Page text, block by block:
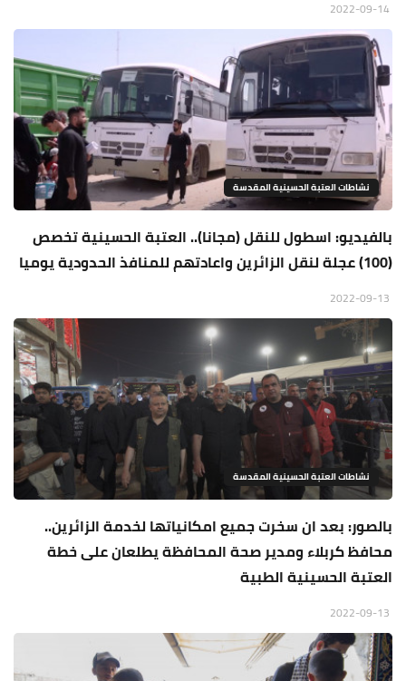
نشاطات العتبة الحسينية المقدسة
بالفيديو: اسطول للنقل (مجانا).. العتبة الحسينية تخصص
(100) عجلة لنقل الزائرين واعادتهم للمنافذ الحدودية يوميا
نشاطات العتبة الحسينية المقدسة
بالصور: بعد ان سخرت جميع امكانياتها لخدمة الزائرين..
محافظ كربلاء ومدير صحة المحافظة يطلعان على خطة
العتبة الحسينية الطبية